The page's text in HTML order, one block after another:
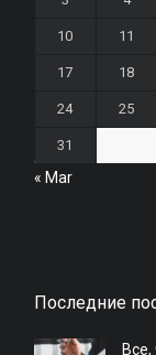
10 11
17 18
24 25
31
« Mar
Последние